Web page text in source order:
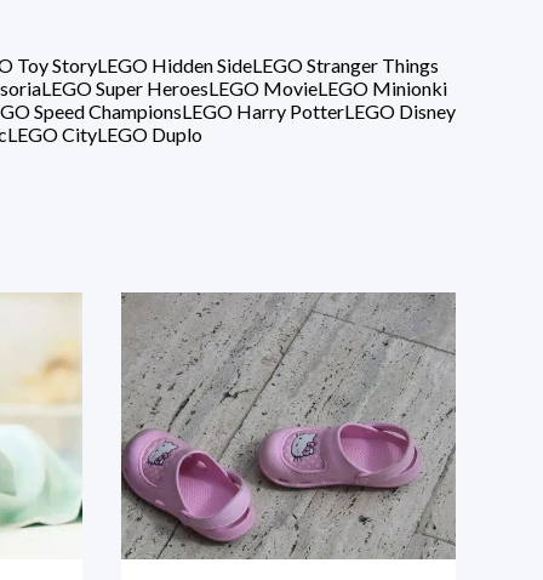
Toy StoryLEGO Hidden SideLEGO Stranger Things
LEGO Super HeroesLEGO MovieLEGO Minionki
Speed ChampionsLEGO Harry PotterLEGO Disney
LEGO CityLEGO Duplo